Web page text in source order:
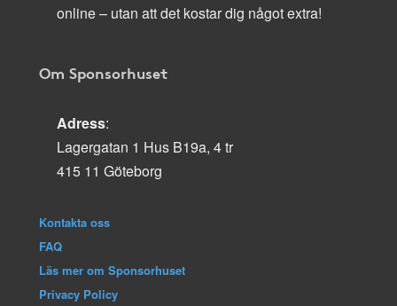
online – utan att det kostar dig något extra!
Om Sponsorhuset
Adress:
Lagergatan 1 Hus B19a, 4 tr
415 11 Göteborg
Kontakta oss
FAQ
Läs mer om Sponsorhuset
Privacy Policy